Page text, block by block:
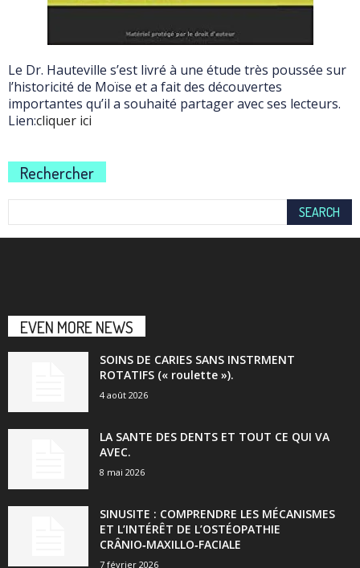
Le Dr. Hauteville s’est livré à une étude très poussée sur
l’historicité de Moïse et a fait des découvertes
importantes qu’il a souhaité partager avec ses lecteurs.
Lien:cliquer ici
Rechercher
EVEN MORE NEWS
SOINS DE CARIES SANS INSTRMENT
ROTATIFS (« roulette »).
4 août 2026
LA SANTE DES DENTS ET TOUT CE QUI VA
AVEC.
8 mai 2026
SINUSITE : COMPRENDRE LES MÉCANISMES
ET L’INTÉRÊT DE L’OSTÉOPATHIE
CRÂNIO‑MAXILLO‑FACIALE
7 février 2026